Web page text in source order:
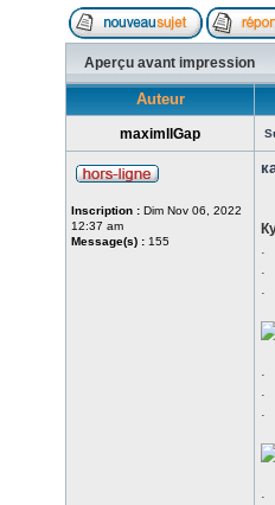
Aperçu avant impression
Auteur
maximllGap
Inscription : Dim Nov 06, 2022
12:37 am
Message(s) : 155
.
.
.